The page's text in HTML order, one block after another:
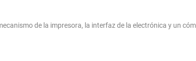
de la impresora, la interfaz de la electrónica y un